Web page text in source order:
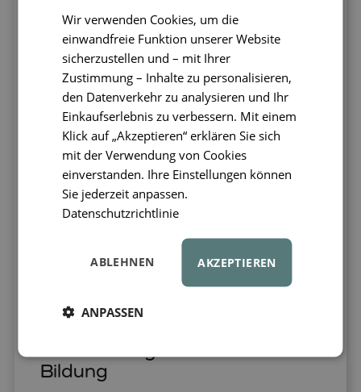
Gleichgewicht, Stabilität und andere wichtige
Konzepte, die sowohl im schulischen Umfeld als
auch darüber hinaus nützlich sind.
4. Kreativität und
Zusammenarbeit
CONNETIX®-Baukästen sind ideal für das
Spielen allein oder in Gruppen. Beim
entwickeln Kinder ihre
Vorstellungskraft und die Fähigkeit, sich auf
eine bestimmte Aufgabe zu konzentrieren
Beim Spielen in Gruppen lernen sie,
zusammenzuarbeiten, zu kommunizieren und
Fähigkeiten. Das gemeinsame Erstellen
komplexer Strukturen kann eine großartige
Gelegenheit für Eltern und Kinder sein, wertvolle
Bildung
Wir verwenden Cookies, um die
einwandfreie Funktion unserer Website
sicherzustellen und – mit Ihrer
Zustimmung – Inhalte zu personalisieren,
den Datenverkehr zu analysieren und Ihr
Einkaufserlebnis zu verbessern. Mit einem
Klick auf „Akzeptieren“ erklären Sie sich
mit der Verwendung von Cookies
einverstanden. Ihre Einstellungen können
Sie jederzeit anpassen.
Datenschutzrichtlinie
AKZEPTIEREN
ABLEHNEN
ANPASSEN